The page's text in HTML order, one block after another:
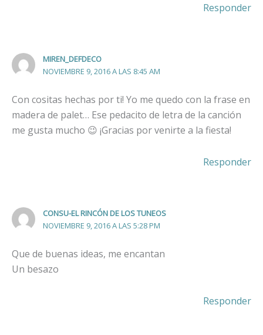
Responder
MIREN_DEFDECO
NOVIEMBRE 9, 2016 A LAS 8:45 AM
Con cositas hechas por ti! Yo me quedo con la frase en
madera de palet… Ese pedacito de letra de la canción
me gusta mucho 😉 ¡Gracias por venirte a la fiesta!
Responder
CONSU-EL RINCÓN DE LOS TUNEOS
NOVIEMBRE 9, 2016 A LAS 5:28 PM
Que de buenas ideas, me encantan
Un besazo
Responder